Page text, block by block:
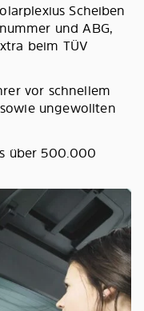
Scheiben
und ABG,
beim TÜV
vor schnellem
ungewollten
über 500.000